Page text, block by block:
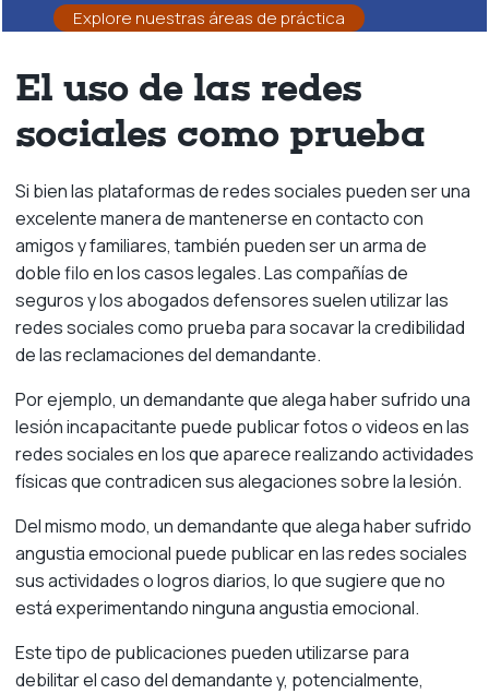
Explore nuestras áreas de práctica
El uso de las redes
sociales como prueba
Si bien las plataformas de redes sociales pueden ser una
excelente manera de mantenerse en contacto con
amigos y familiares, también pueden ser un arma de
doble filo en los casos legales. Las compañías de
seguros y los abogados defensores suelen utilizar las
redes sociales como prueba para socavar la credibilidad
de las reclamaciones del demandante.
Por ejemplo, un demandante que alega haber sufrido una
lesión incapacitante puede publicar fotos o videos en las
redes sociales en los que aparece realizando actividades
físicas que contradicen sus alegaciones sobre la lesión.
Del mismo modo, un demandante que alega haber sufrido
angustia emocional puede publicar en las redes sociales
sus actividades o logros diarios, lo que sugiere que no
está experimentando ninguna angustia emocional.
Este tipo de publicaciones pueden utilizarse para
debilitar el caso del demandante y, potencialmente,